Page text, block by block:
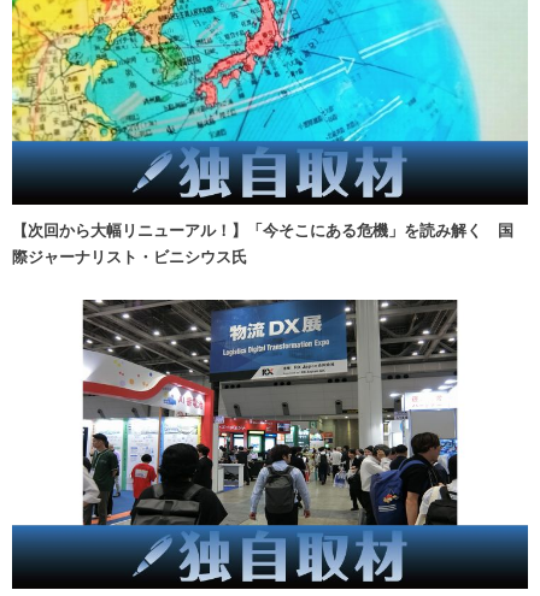
【次回から大幅リニューアル！】「今そこにある危機」を読み解く 国
際ジャーナリスト・ビニシウス氏